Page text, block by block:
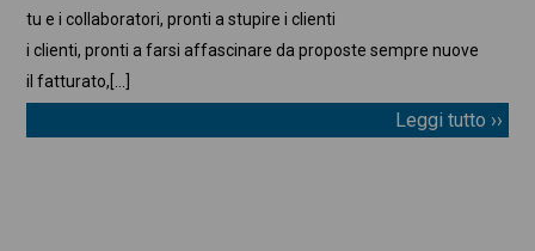
tu e i collaboratori, pronti a stupire i clienti
i clienti, pronti a farsi affascinare da proposte sempre nuove
il fatturato, […]
Leggi tutto ››